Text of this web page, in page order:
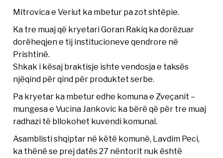
Mitrovica e Veriut ka mbetur pa zot shtëpie.
Ka tre muaj që kryetari Goran Rakiq ka dorëzuar
dorëheqjen e tij institucioneve qendrore në
Prishtinë.
Shkak i kësaj braktisje ishte vendosja e taksës
njëqind për qind për produktet serbe.
Pa kryetar ka mbetur edhe komuna e Zveçanit –
mungesa e Vucina Jankovic ka bërë që për tre muaj
radhazi të bllokohet kuvendi komunal.
Asamblisti shqiptar në këtë komunë, Lavdim Peci,
ka thënë se prej datës 27 nëntorit nuk është